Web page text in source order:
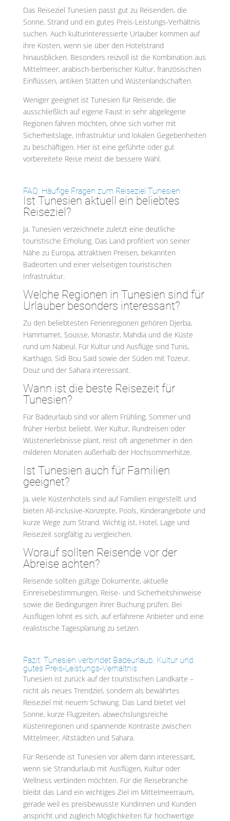
Das Reiseziel Tunesien passt gut zu Reisenden, die
Sonne, Strand und ein gutes Preis-Leistungs-Verhältnis
suchen. Auch kulturinteressierte Urlauber kommen auf
ihre Kosten, wenn sie über den Hotelstrand
hinausblicken. Besonders reizvoll ist die Kombination aus
Mittelmeer, arabisch-berberischer Kultur, französischen
Einflüssen, antiken Stätten und Wüstenlandschaften.
Weniger geeignet ist Tunesien für Reisende, die
ausschließlich auf eigene Faust in sehr abgelegene
Regionen fahren möchten, ohne sich vorher mit
Sicherheitslage, Infrastruktur und lokalen Gegebenheiten
zu beschäftigen. Hier ist eine geführte oder gut
vorbereitete Reise meist die bessere Wahl.
FAQ: Häufige Fragen zum Reiseziel Tunesien
Ist Tunesien aktuell ein beliebtes
Reiseziel?
Ja. Tunesien verzeichnete zuletzt eine deutliche
touristische Erholung. Das Land profitiert von seiner
Nähe zu Europa, attraktiven Preisen, bekannten
Badeorten und einer vielseitigen touristischen
Infrastruktur.
Welche Regionen in Tunesien sind für
Urlauber besonders interessant?
Zu den beliebtesten Ferienregionen gehören Djerba,
Hammamet, Sousse, Monastir, Mahdia und die Küste
rund um Nabeul. Für Kultur und Ausflüge sind Tunis,
Karthago, Sidi Bou Saïd sowie der Süden mit Tozeur,
Douz und der Sahara interessant.
Wann ist die beste Reisezeit für
Tunesien?
Für Badeurlaub sind vor allem Frühling, Sommer und
früher Herbst beliebt. Wer Kultur, Rundreisen oder
Wüstenerlebnisse plant, reist oft angenehmer in den
milderen Monaten außerhalb der Hochsommerhitze.
Ist Tunesien auch für Familien
geeignet?
Ja, viele Küstenhotels sind auf Familien eingestellt und
bieten All-inclusive-Konzepte, Pools, Kinderangebote und
kurze Wege zum Strand. Wichtig ist, Hotel, Lage und
Reisezeit sorgfältig zu vergleichen.
Worauf sollten Reisende vor der
Abreise achten?
Reisende sollten gültige Dokumente, aktuelle
Einreisebestimmungen, Reise- und Sicherheitshinweise
sowie die Bedingungen ihrer Buchung prüfen. Bei
Ausflügen lohnt es sich, auf erfahrene Anbieter und eine
realistische Tagesplanung zu setzen.
Fazit: Tunesien verbindet Badeurlaub, Kultur und
gutes Preis-Leistungs-Verhältnis
Tunesien ist zurück auf der touristischen Landkarte –
nicht als neues Trendziel, sondern als bewährtes
Reiseziel mit neuem Schwung. Das Land bietet viel
Sonne, kurze Flugzeiten, abwechslungsreiche
Küstenregionen und spannende Kontraste zwischen
Mittelmeer, Altstädten und Sahara.
Für Reisende ist Tunesien vor allem dann interessant,
wenn sie Strandurlaub mit Ausflügen, Kultur oder
Wellness verbinden möchten. Für die Reisebranche
bleibt das Land ein wichtiges Ziel im Mittelmeerraum,
gerade weil es preisbewusste Kundinnen und Kunden
anspricht und zugleich Möglichkeiten für hochwertige